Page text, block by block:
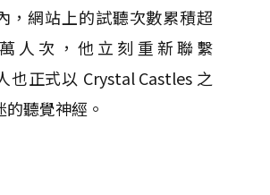
，網站上的試聽次數累積超
人次，他立刻重新聯繫
也正式以 Crystal Castles 之
聽覺神經。